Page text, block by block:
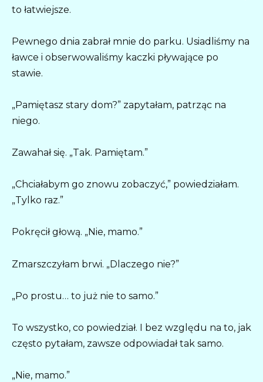
to łatwiejsze.
Pewnego dnia zabrał mnie do parku. Usiadliśmy na
ławce i obserwowaliśmy kaczki pływające po
stawie.
„Pamiętasz stary dom?” zapytałam, patrząc na
niego.
Zawahał się. „Tak. Pamiętam.”
„Chciałabym go znowu zobaczyć,” powiedziałam.
„Tylko raz.”
Pokręcił głową. „Nie, mamo.”
Zmarszczyłam brwi. „Dlaczego nie?”
„Po prostu… to już nie to samo.”
To wszystko, co powiedział. I bez względu na to, jak
często pytałam, zawsze odpowiadał tak samo.
„Nie, mamo.”